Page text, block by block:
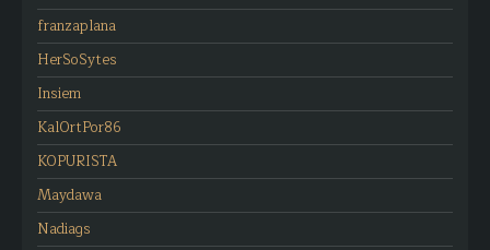
franzaplana
HerSoSytes
Insiem
KalOrtPor86
KOPURISTA
Maydawa
Nadiags